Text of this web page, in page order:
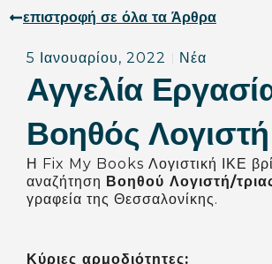
επιστροφή σε όλα τα Άρθρα
5 Ιανουαρίου, 2022 Νέα
Αγγελία
Βοηθός Λογιστή
Η Fix My Books Λογιστική ΙΚΕ
αναζήτηση Βοηθού Λογιστή/
γραφεία της Θεσσαλονίκης.
Κύριες αρμοδιότητες: